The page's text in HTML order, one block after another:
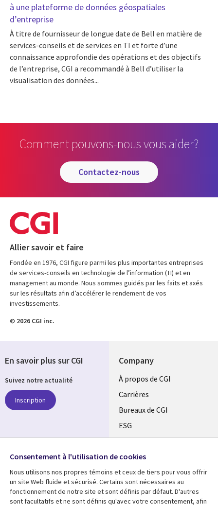
à une plateforme de données géospatiales
d’entreprise
À titre de fournisseur de longue date de Bell en matière de
services-conseils et de services en TI et forte d’une
connaissance approfondie des opérations et des objectifs
de l’entreprise, CGI a recommandé à Bell d’utiliser la
visualisation des données...
Comment pouvons-nous vous aider?
contactez-nous
Allier savoir et faire
Fondée en 1976, CGI figure parmi les plus importantes entreprises
de services-conseils en technologie de l’information (TI) et en
management au monde. Nous sommes guidés par les faits et axés
sur les résultats afin d’accélérer le rendement de vos
investissements.
© 2026 CGI inc.
Company
Useful
links
CANADA
FR
À propos de CGI
Carrières
Bureaux de CGI
ESG
Alliances
En savoir plus sur CGI
Suivez notre actualité
Inscription
Media
CANADA
Consentement à l'utilisation de cookies
Nous utilisons nos propres témoins et ceux de tiers pour vous offrir
un site Web fluide et sécurisé. Certains sont nécessaires au
fonctionnement de notre site et sont définis par défaut. D'autres
sont facultatifs et ne sont définis qu'avec votre consentement, afin